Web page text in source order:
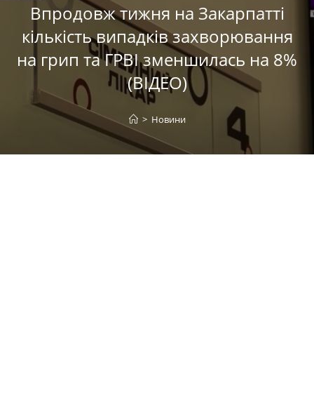
Впродовж тижня на Закарпатті
кількість випадків захворювання
на грип та ГРВІ зменшилась на 8%
(ВІДЕО)
> Новини